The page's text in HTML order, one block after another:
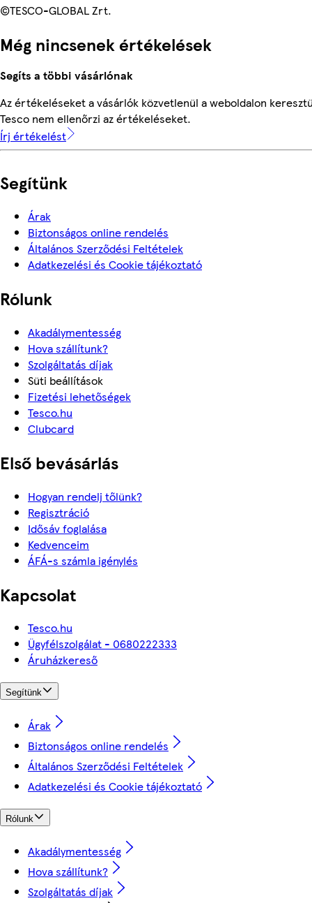
©TESCO-GLOBAL Zrt.
Még nincsenek értékelések
Segíts a többi vásárlónak
Az értékeléseket a vásárlók közvetlenül a weboldalon
Tesco nem ellenőrzi az értékeléseket.
Írj értékelést
Segítünk
Árak
Biztonságos online rendelés
Általános Szerződési Feltételek
Adatkezelési és Cookie tájékoztató
Rólunk
Akadálymentesség
Hova szállítunk?
Szolgáltatás díjak
Süti beállítások
Fizetési lehetőségek
Tesco.hu
Clubcard
Első bevásárlás
Hogyan rendelj tőlünk?
Regisztráció
Idősáv foglalása
Kedvenceim
ÁFÁ-s számla igénylés
Kapcsolat
Tesco.hu
Ügyfélszolgálat - 0680222333
Áruházkereső
Segítünk
Árak
Biztonságos online rendelés
Általános Szerződési Feltételek
Adatkezelési és Cookie tájékoztató
Rólunk
Akadálymentesség
Hova szállítunk?
Szolgáltatás díjak